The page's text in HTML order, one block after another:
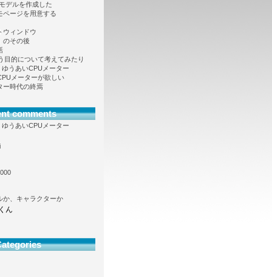
デルを作成した
ページを用意する
ウィンドウ
のその後
目的について考えてみたり
うあいCPUメーター
メーターが欲しい
ー時代の終焉
comments
うあいCPUメーター
か、キャラクターか
ん